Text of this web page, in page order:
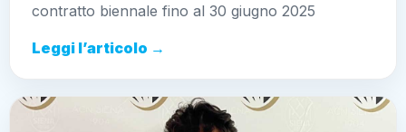
contratto biennale fino al 30 giugno 2025
Leggi l’articolo →